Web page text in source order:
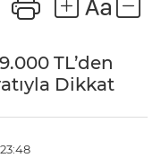
TL’den
Dikkat